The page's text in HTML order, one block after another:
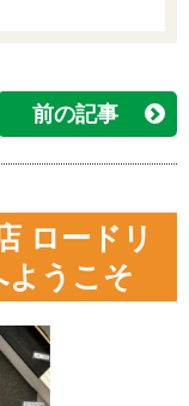
前の記事
ロードリ
ようこそ